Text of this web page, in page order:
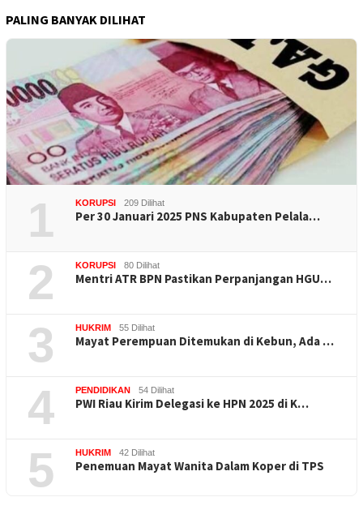
PALING BANYAK DILIHAT
1 KORUPSI 209 Dilihat
Per 30 Januari 2025 PNS Kabupaten Pelala…
2 KORUPSI 80 Dilihat
Mentri ATR BPN Pastikan Perpanjangan HGU…
3 HUKRIM 55 Dilihat
Mayat Perempuan Ditemukan di Kebun, Ada …
4 PENDIDIKAN 54 Dilihat
PWI Riau Kirim Delegasi ke HPN 2025 di K…
5 HUKRIM 42 Dilihat
Penemuan Mayat Wanita Dalam Koper di TPS